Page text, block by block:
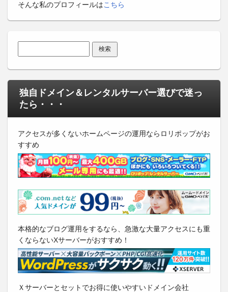
そんな私のプロフィールはこちら
独自ドメイン＆レンタルサーバー選びで迷っ
たら・・・
アクセスが多くないホームページの運用ならロリポップがお
すすめ
本格的なブログ運用をするなら、急激な大量アクセスにも重
くならないXサーバーがおすすめ！
Ｘサーバーとセットでお得に使いやすいドメイン会社